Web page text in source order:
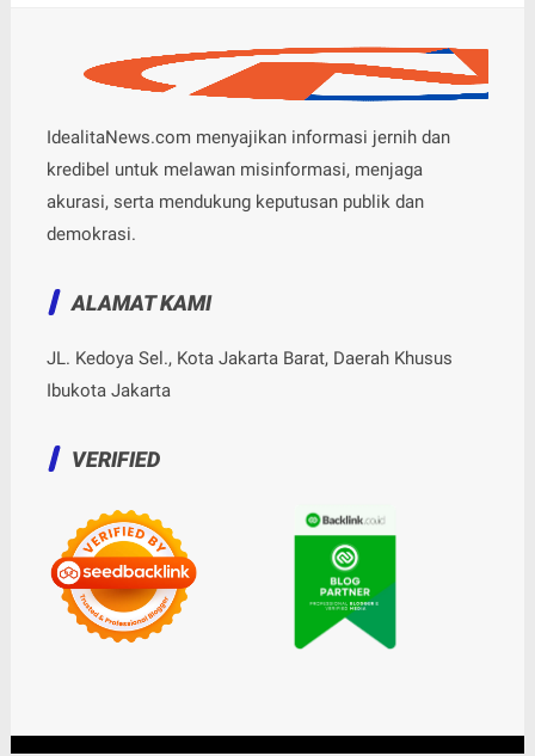
IdealitaNews.com menyajikan informasi jernih dan
kredibel untuk melawan misinformasi, menjaga
akurasi, serta mendukung keputusan publik dan
demokrasi.
ALAMAT KAMI
JL. Kedoya Sel., Kota Jakarta Barat, Daerah Khusus
Ibukota Jakarta
VERIFIED